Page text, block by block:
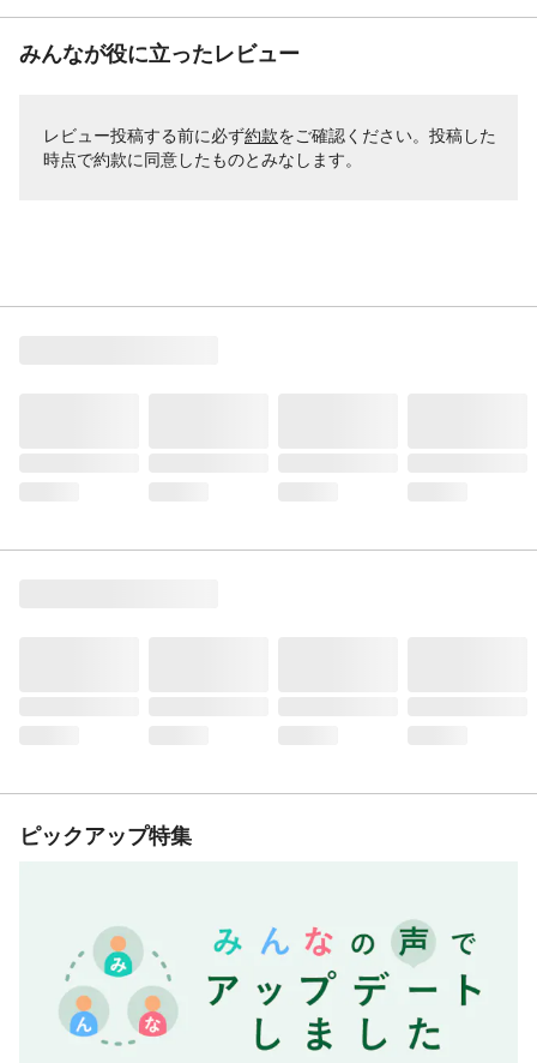
みんなが役に立ったレビュー
レビュー投稿する前に必ず約款をご確認ください。投稿した
時点で約款に同意したものとみなします。
ピックアップ特集